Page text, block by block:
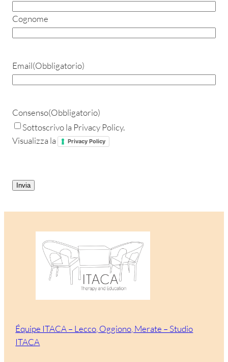
Cognome
Email(Obbligatorio)
Consenso(Obbligatorio)
Sottoscrivo la Privacy Policy.
Visualizza la
Privacy Policy
Équipe ITACA – Lecco, Oggiono, Merate – Studio
ITACA